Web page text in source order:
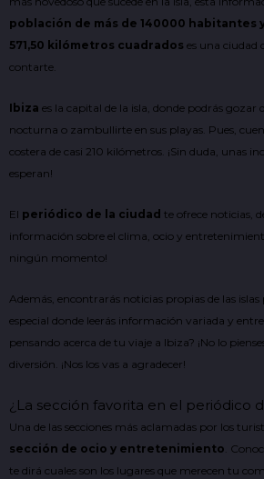
población de más de 140000 habitantes
571,50 kilómetros cuadrados es una ciudad
contarte.
Ibiza es la capital de la isla, donde podrás gozar
nocturna o zambullirte en sus playas. Pues,
costera de casi 210 kilómetros. ¡Sin duda, unas
esperan!
El periódico de la ciudad te ofrece noticias,
información sobre el clima, ocio y
ningún momento!
Además, encontrarás noticias propias de las islas
especial donde leerás información variada y
pensando acerca de tu viaje a Ibiza? ¡No lo
diversión. ¡Nos los vas a agradecer!
¿La sección favorita en el periódico
Una de las secciones más aclamadas por los
sección de ocio y entretenimiento .
te dirá cuales son los lugares que merecen tu